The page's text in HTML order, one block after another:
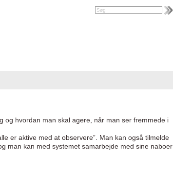
hvordan man skal agere, når man ser fremmede i
er aktive med at observere”. Man kan også tilmelde
man kan med systemet samarbejde med sine naboer